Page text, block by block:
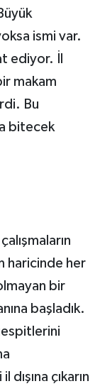
ismi var.
ediyor. İl
makam
Bu
bitecek
haricinde her
bir
başladık.
çıkarın